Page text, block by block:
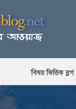
বিষয় ভিত্তিক ব্লগ